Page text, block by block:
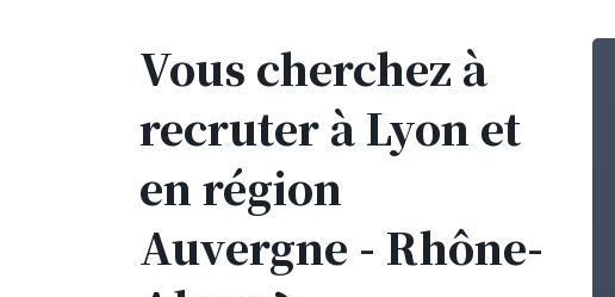
Vous cherchez à
recruter à Lyon et
en région
Auvergne - Rhône-